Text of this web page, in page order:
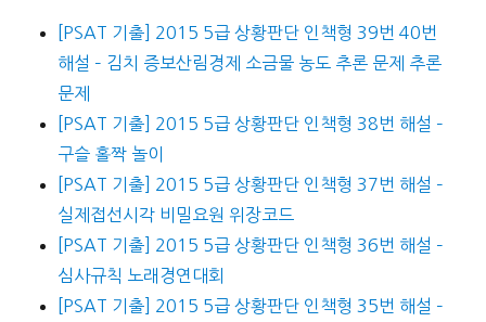
[PSAT 기출] 2015 5급 상황판단 인책형 39번 40번
해설 – 김치 증보산림경제 소금물 농도 추론 문제 추론
문제
[PSAT 기출] 2015 5급 상황판단 인책형 38번 해설 –
구슬 홀짝 놀이
[PSAT 기출] 2015 5급 상황판단 인책형 37번 해설 –
실제접선시각 비밀요원 위장코드
[PSAT 기출] 2015 5급 상황판단 인책형 36번 해설 –
심사규칙 노래경연대회
[PSAT 기출] 2015 5급 상황판단 인책형 35번 해설 –